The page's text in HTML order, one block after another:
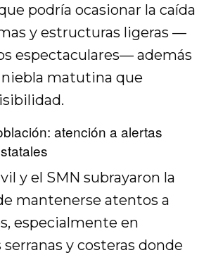
podría ocasionar la caída
y estructuras ligeras —
espectaculares— además
matutina que
atención a alertas
y el SMN subrayaron la
mantenerse atentos a
especialmente en
y costeras donde